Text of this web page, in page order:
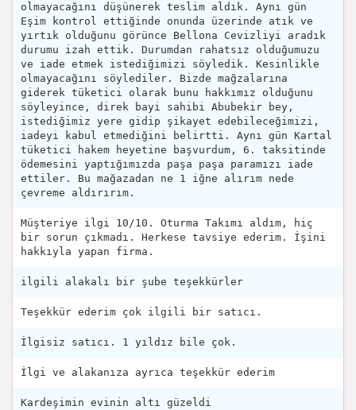
olmayacağını düşünerek teslim aldık. Aynı gün
Eşim kontrol ettiğinde onunda üzerinde atık ve
yırtık olduğunu görünce Bellona Cevizliyi aradık
durumu izah ettik. Durumdan rahatsız olduğumuzu
ve iade etmek istediğimizi söyledik. Kesinlikle
olmayacağını söylediler. Bizde mağzalarına
giderek tüketici olarak bunu hakkımız olduğunu
söyleyince, direk bayi sahibi Abubekir bey,
istediğimiz yere gidip şikayet edebileceğimizi,
iadeyi kabul etmediğini belirtti. Aynı gün Kartal
tüketici hakem heyetine başvurdum, 6. taksitinde
ödemesini yaptığımızda paşa paşa paramızı iade
ettiler. Bu mağazadan ne 1 iğne alırım nede
çevreme aldırırım.
Müşteriye ilgi 10/10. Oturma Takımı aldım, hiç
bir sorun çıkmadı. Herkese tavsiye ederim. İşini
hakkıyla yapan firma.
ilgili alakalı bir şube teşekkürler
Teşekkür ederim çok ilgili bir satıcı.
İlgisiz satıcı. 1 yıldız bile çok.
İlgi ve alakanıza ayrıca teşekkür ederim
Kardeşimin evinin altı güzeldi